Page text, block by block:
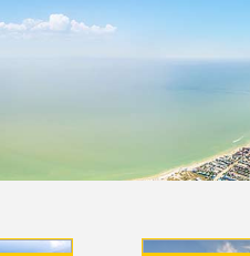
Стрелку
озеро